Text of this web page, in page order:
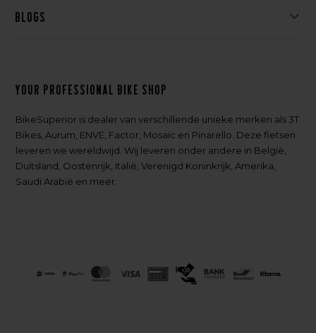
Blogs
Your professional bike shop
BikeSuperior is dealer van verschillende unieke merken als 3T
Bikes, Aurum, ENVE, Factor, Mosaic en Pinarello. Deze fietsen
leveren we wereldwijd. Wij leveren onder andere in België,
Duitsland, Oostenrijk, Italië, Verenigd Koninkrijk, Amerika,
Saudi Arabië en meer.